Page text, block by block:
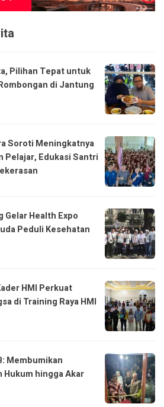
Pilihan Tepat untuk
di Jantung
Soroti Meningkatnya
Pelajar, Edukasi Santri
Gelar Health Expo
Peduli Kesehatan
HMI Perkuat
di Training Raya HMI
Membumikan
Hukum hingga Akar